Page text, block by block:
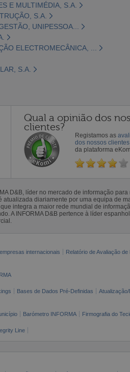
E MULTIMÉDIA, S.A.
S.A.
UNIPESSOA...
ELECTROMECÂNICA, ...
S.A.
Qual a opinião dos
clientes?
Registamos as
dos nossos clientes
da plataforma
D&B, líder no mercado de informação
atualizada diariamente por uma equipa de
integra a maior rede mundial de
A INFORMA D&B pertence à líder
internacionais Relatório de Avaliação de
Bases de Dados Pré-Definidas
Barómetro INFORMA Firmografia do
Line